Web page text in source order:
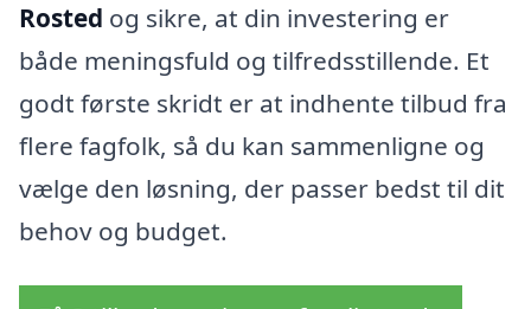
Rosted og sikre, at din investering er
både meningsfuld og tilfredsstillende. Et
godt første skridt er at indhente tilbud fra
flere fagfolk, så du kan sammenligne og
vælge den løsning, der passer bedst til dit
behov og budget.